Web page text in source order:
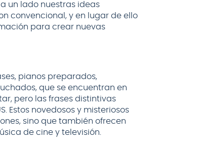
un lado nuestras ideas
convencional, y en lugar de ello
para crear nuevas
pianos preparados,
que se encuentran en
pero las frases distintivas
Estos novedosos y misteriosos
sino que también ofrecen
de cine y televisión.